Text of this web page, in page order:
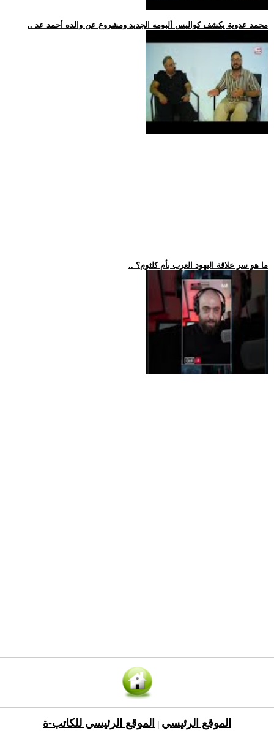
.. محمد عدوية يكشف كواليس ألبومه الجديد ومشروع عن والده أحمد عد
.. ما هو سر علاقة اليهود العرب بأم كلثوم؟
الموقع الرئيسي الموقع الرئيسي للكاتب-ة